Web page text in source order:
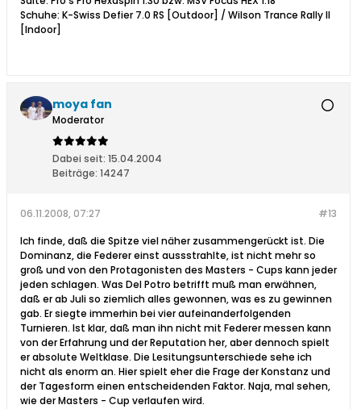
Schuhe: K-Swiss Defier 7.0 RS [Outdoor] / Wilson Trance Rally II
[Indoor]
moya fan
Moderator
Dabei seit: 15.04.2004
Beiträge: 14247
#13
06.11.2008, 07:27
Ich finde, daß die Spitze viel näher zusammengerückt ist. Die
Dominanz, die Federer einst aussstrahlte, ist nicht mehr so
groß und von den Protagonisten des Masters - Cups kann jeder
jeden schlagen. Was Del Potro betrifft muß man erwähnen,
daß er ab Juli so ziemlich alles gewonnen, was es zu gewinnen
gab. Er siegte immerhin bei vier aufeinanderfolgenden
Turnieren. Ist klar, daß man ihn nicht mit Federer messen kann
von der Erfahrung und der Reputation her, aber dennoch spielt
er absolute Weltklase. Die Lesitungsunterschiede sehe ich
nicht als enorm an. Hier spielt eher die Frage der Konstanz und
der Tagesform einen entscheidenden Faktor. Naja, mal sehen,
wie der Masters - Cup verlaufen wird.